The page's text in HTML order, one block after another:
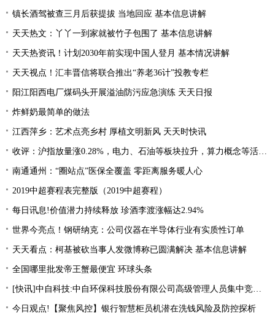
镇长酒驾被查三月后获提拔 当地回应 基本信息讲解
天天热文：丫丫一到家就被竹子包围了 基本信息讲解
天天热资讯！计划2030年前实现中国人登月 基本情况讲解
天天视点！汇丰晋信将联合推出“养老36计”投教专栏
阳江阳西电厂煤码头开展溢油防污应急演练 天天日报
炸鲜奶最简单的做法
江西萍乡：艺术点亮乡村 厚植文明新风 天天时快讯
收评：沪指放量涨0.28%，电力、石油等板块拉升，算力概念等活跃 每日关注
南通通州：“圈站点”医保全覆盖 零距离服务暖人心
2019中超赛程表完整版（2019中超赛程）
每日讯息!价值潜力持续释放 珍酒李渡涨幅达2.94%
世界今亮点！钢研纳克：公司仪器在半导体行业有实质性订单
天天看点：柯基被砍当事人发微博称已圆满解决 基本信息讲解
全国哪里批发帝王蟹最便宜 环球头条
[快讯]中自科技:中自环保科技股份有限公司高级管理人员集中竞价减持股份进展|观焦点
今日观点!【聚焦风控】银行智慧柜员机潜在洗钱风险及防控探析